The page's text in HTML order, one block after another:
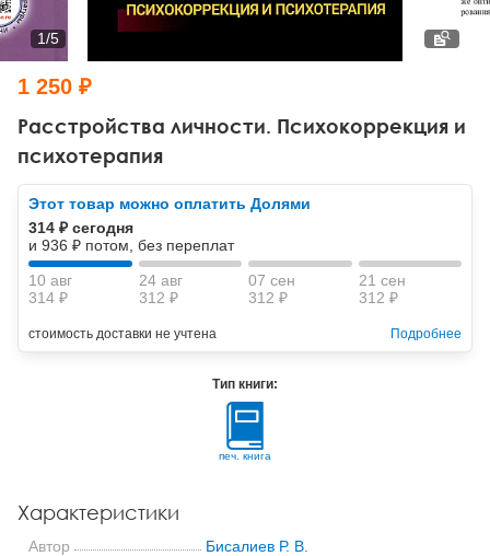
Тревожные расстройства, панические атаки
Психодрама
Другие направления психотерапии
Классический, эриксоновский гипноз и НЛП
НЛП
Психология труда и эргономика
Социальная психология
Социальная и организационная психология
Классический и юнгианский психоанализ
Расстройства личности. Психокоррекция и
психотерапия
1/5
1 250 ₽
Этот товар можно оплатить Долями
314 ₽ сегодня
и 936 ₽ потом, без переплат
10 авг
314 ₽
24 авг
312 ₽
07 сен
312 ₽
21 сен
312 ₽
стоимость доставки не учтена Подробнее
Тип книги:
печ. книга
Характеристики
Автор
Бисалиев Р. В.